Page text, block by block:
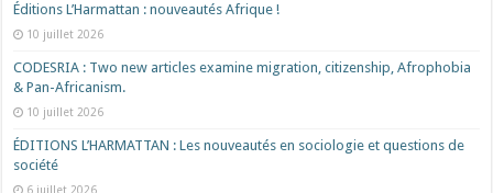
Éditions L’Harmattan : nouveautés Afrique !​
10 juillet 2026
CODESRIA : Two new articles examine migration, citizenship, Afrophobia
& Pan-Africanism.
10 juillet 2026
ÉDITIONS L’HARMATTAN : Les nouveautés en sociologie et questions de
société
6 juillet 2026